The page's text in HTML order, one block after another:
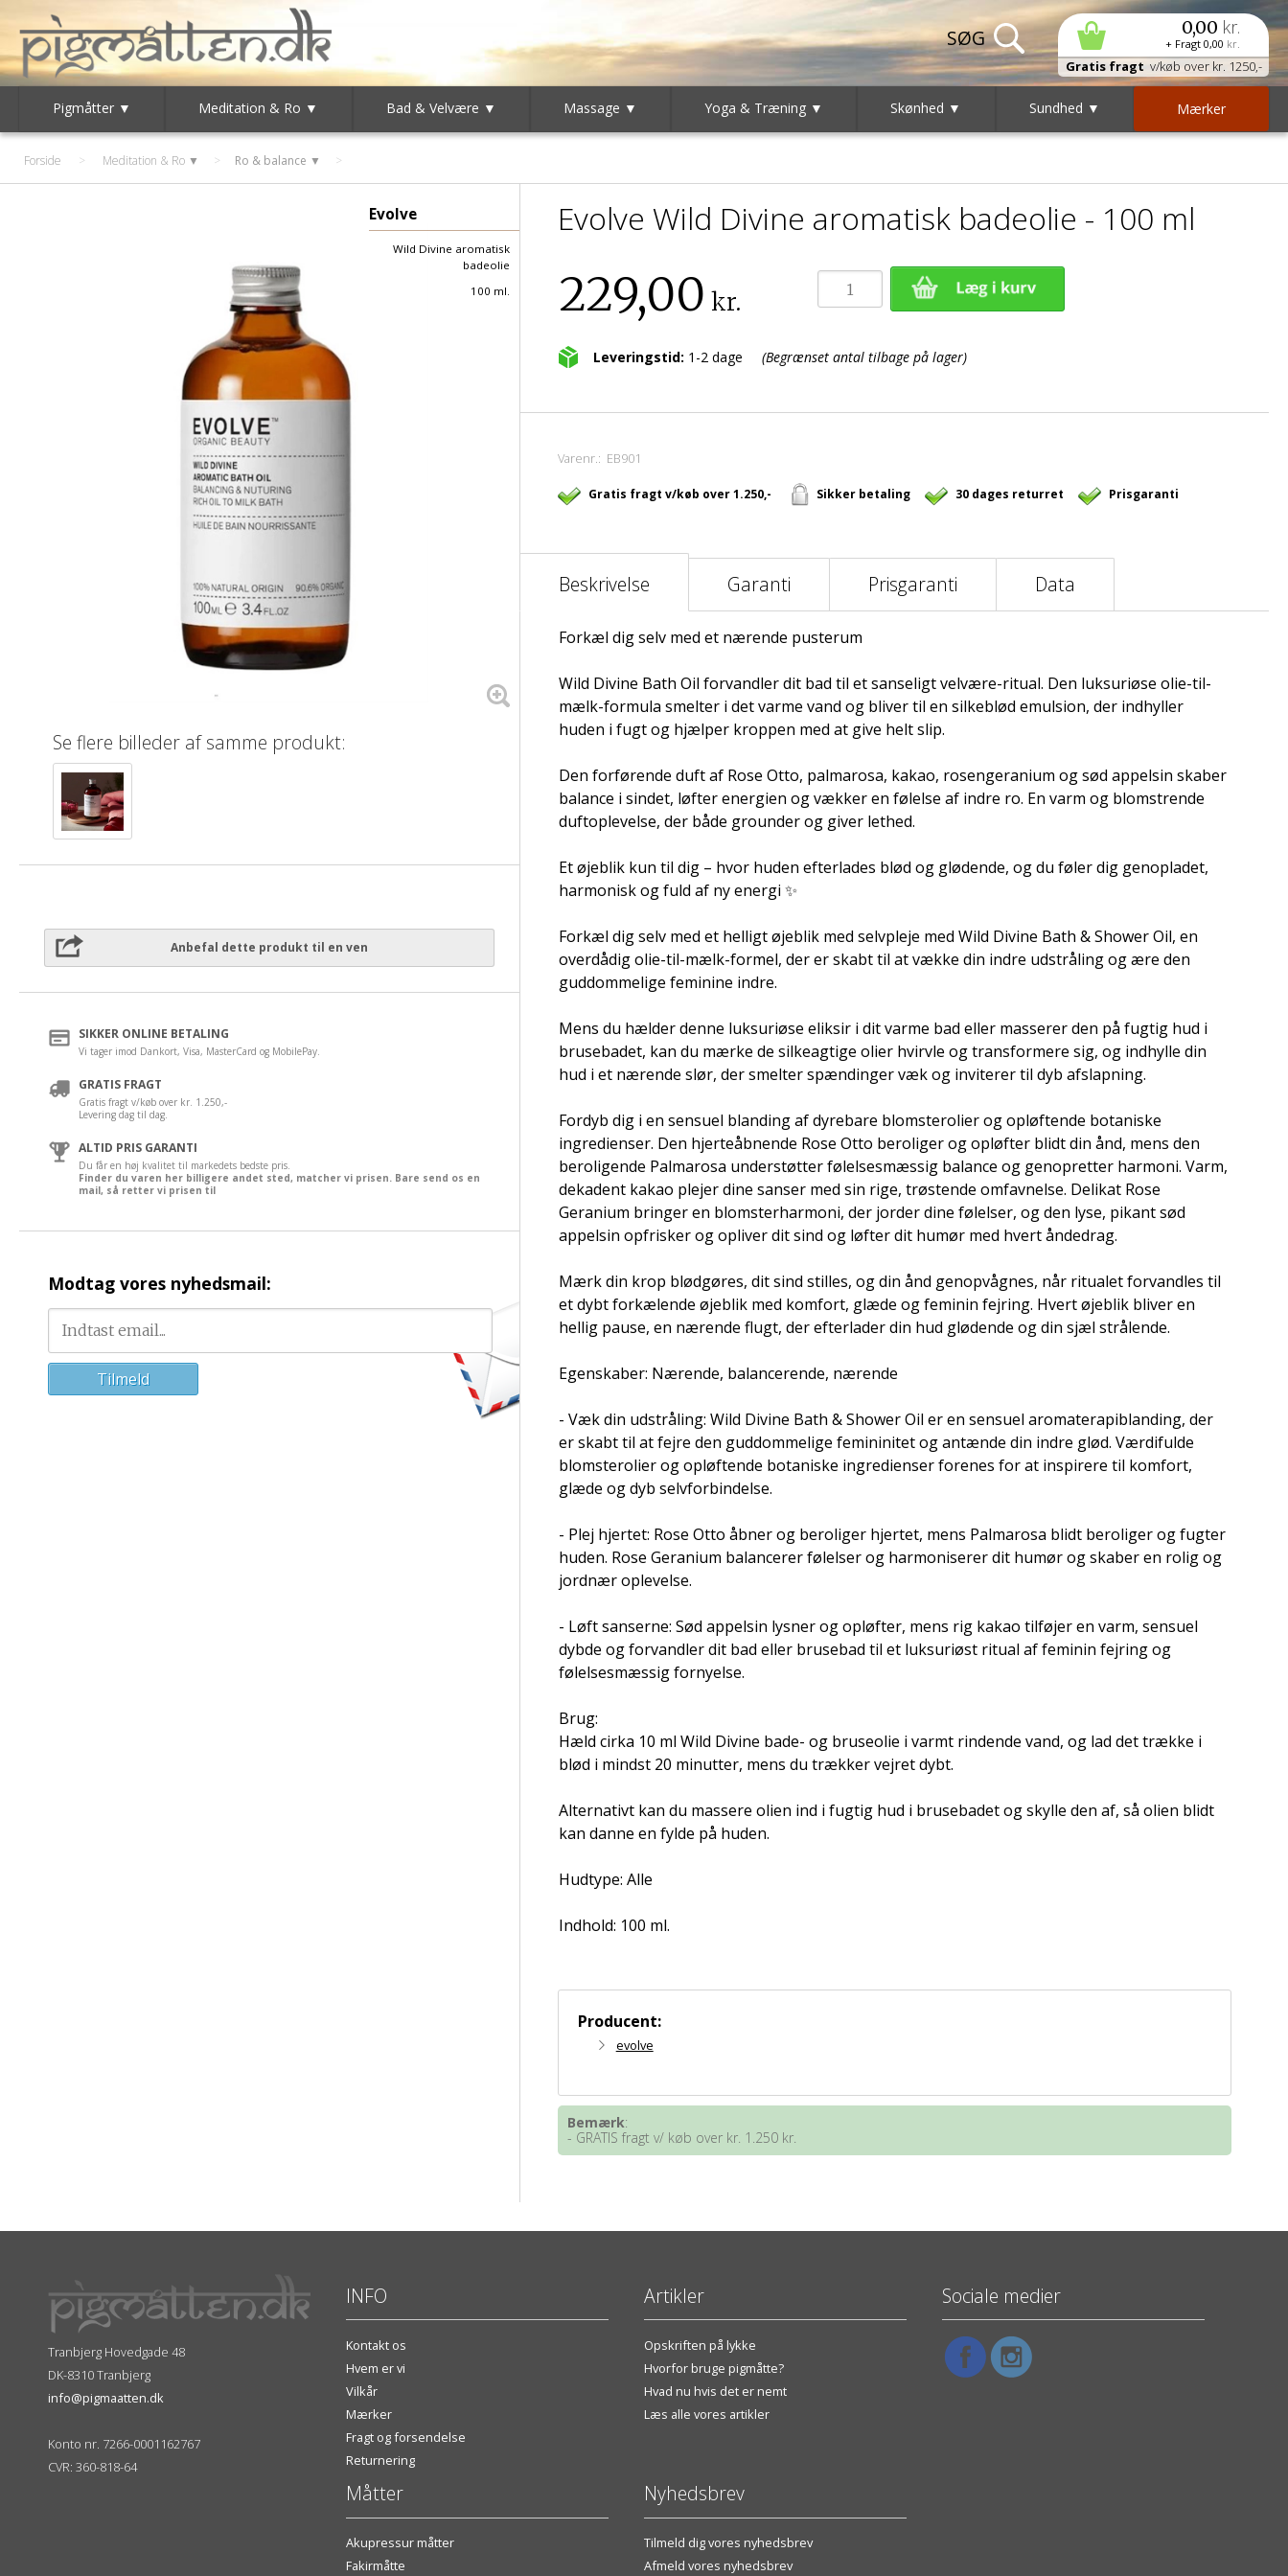
0,00 kr.
+ Fragt 0,00 kr.
Gratis fragt v/køb over kr. 1250,-
Pigmåtter ▼ Meditation & Ro ▼ Bad & Velvære ▼ Massage ▼ Yoga & Træning ▼ Skønhed ▼ Sundhed ▼ Mærker
Forside > Meditation & Ro ▼ > Ro & balance ▼
Evolve
Wild Divine aromatisk
badeolie
100 ml.
Se flere billeder af samme produkt:
Evolve Wild Divine aromatisk badeolie - 100 ml
229,00 kr.
Leveringstid: 1-2 dage (Begrænset antal tilbage på lager)
Varenr.: EB901
Gratis fragt v/køb over 1.250,- Sikker betaling 30 dages returret Prisgaranti
Beskrivelse Garanti Prisgaranti Data
Forkæl dig selv med et nærende pusterum
Wild Divine Bath Oil forvandler dit bad til et sanseligt velvære-ritual. Den luksuriøse olie-til-
mælk-formula smelter i det varme vand og bliver til en silkeblød emulsion, der indhyller
huden i fugt og hjælper kroppen med at give helt slip.
Den forførende duft af Rose Otto, palmarosa, kakao, rosengeranium og sød appelsin skaber
balance i sindet, løfter energien og vækker en følelse af indre ro. En varm og blomstrende
duftoplevelse, der både grounder og giver lethed.
Et øjeblik kun til dig – hvor huden efterlades blød og glødende, og du føler dig genopladet,
harmonisk og fuld af ny energi ✨
Forkæl dig selv med et helligt øjeblik med selvpleje med Wild Divine Bath & Shower Oil, en
overdådig olie-til-mælk-formel, der er skabt til at vække din indre udstråling og ære den
guddommelige feminine indre.
Mens du hælder denne luksuriøse eliksir i dit varme bad eller masserer den på fugtig hud i
brusebadet, kan du mærke de silkeagtige olier hvirvle og transformere sig, og indhylle din
hud i et nærende slør, der smelter spændinger væk og inviterer til dyb afslapning.
Fordyb dig i en sensuel blanding af dyrebare blomsterolier og opløftende botaniske
ingredienser. Den hjerteåbnende Rose Otto beroliger og opløfter blidt din ånd, mens den
beroligende Palmarosa understøtter følelsesmæssig balance og genopretter harmoni. Varm,
dekadent kakao plejer dine sanser med sin rige, trøstende omfavnelse. Delikat Rose
Geranium bringer en blomsterharmoni, der jorder dine følelser, og den lyse, pikant sød
appelsin opfrisker og opliver dit sind og løfter dit humør med hvert åndedrag.
Mærk din krop blødgøres, dit sind stilles, og din ånd genopvågnes, når ritualet forvandles til
et dybt forkælende øjeblik med komfort, glæde og feminin fejring. Hvert øjeblik bliver en
hellig pause, en nærende flugt, der efterlader din hud glødende og din sjæl strålende.
Egenskaber: Nærende, balancerende, nærende
- Væk din udstråling: Wild Divine Bath & Shower Oil er en sensuel aromaterapiblanding, der
er skabt til at fejre den guddommelige femininitet og antænde din indre glød. Værdifulde
blomsterolier og opløftende botaniske ingredienser forenes for at inspirere til komfort,
glæde og dyb selvforbindelse.
- Plej hjertet: Rose Otto åbner og beroliger hjertet, mens Palmarosa blidt beroliger og fugter
huden. Rose Geranium balancerer følelser og harmoniserer dit humør og skaber en rolig og
jordnær oplevelse.
- Løft sanserne: Sød appelsin lysner og opløfter, mens rig kakao tilføjer en varm, sensuel
dybde og forvandler dit bad eller brusebad til et luksuriøst ritual af feminin fejring og
følelsesmæssig fornyelse.
Brug:
Hæld cirka 10 ml Wild Divine bade- og bruseolie i varmt rindende vand, og lad det trække i
blød i mindst 20 minutter, mens du trækker vejret dybt.
Alternativt kan du massere olien ind i fugtig hud i brusebadet og skylle den af, så olien blidt
kan danne en fylde på huden.
Hudtype: Alle
Indhold: 100 ml.
Producent:
evolve
Bemærk:
- GRATIS fragt v/ køb over kr. 1.250 kr.
Anbefal dette produkt til en ven
SIKKER ONLINE BETALING
Vi tager imod Dankort, Visa, MasterCard og MobilePay.
GRATIS FRAGT
Gratis fragt v/køb over kr. 1.250,-
Levering dag til dag.
ALTID PRIS GARANTI
Du får en høj kvalitet til markedets bedste pris.
Finder du varen her billigere andet sted, matcher vi prisen. Bare send os en
mail, så retter vi prisen til
Modtag vores nyhedsmail:
Tranbjerg Hovedgade 48
DK-8310 Tranbjerg
info@pigmaatten.dk
Konto nr. 7266-0001162767
CVR: 360-818-64
INFO
Kontakt os
Hvem er vi
Vilkår
Mærker
Fragt og forsendelse
Returnering
Måtter
Akupressur måtter
Fakirmåtte
Artikler
Opskriften på lykke
Hvorfor bruge pigmåtte?
Hvad nu hvis det er nemt
Læs alle vores artikler
Nyhedsbrev
Tilmeld dig vores nyhedsbrev
Afmeld vores nyhedsbrev
Sociale medier